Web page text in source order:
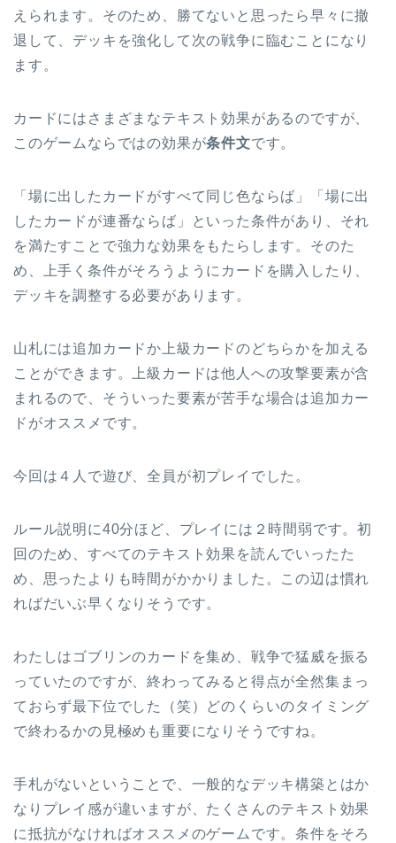
えられます。そのため、勝てないと思ったら早々に撤
退して、デッキを強化して次の戦争に臨むことになり
ます。
カードにはさまざまなテキスト効果があるのですが、
このゲームならではの効果が条件文です。
「場に出したカードがすべて同じ色ならば」「場に出
したカードが連番ならば」といった条件があり、それ
を満たすことで強力な効果をもたらします。そのた
め、上手く条件がそろうようにカードを購入したり、
デッキを調整する必要があります。
山札には追加カードか上級カードのどちらかを加える
ことができます。上級カードは他人への攻撃要素が含
まれるので、そういった要素が苦手な場合は追加カー
ドがオススメです。
今回は４人で遊び、全員が初プレイでした。
ルール説明に40分ほど、プレイには２時間弱です。初
回のため、すべてのテキスト効果を読んでいったた
め、思ったよりも時間がかかりました。この辺は慣れ
ればだいぶ早くなりそうです。
わたしはゴブリンのカードを集め、戦争で猛威を振る
っていたのですが、終わってみると得点が全然集まっ
ておらず最下位でした（笑）どのくらいのタイミング
で終わるかの見極めも重要になりそうですね。
手札がないということで、一般的なデッキ構築とはか
なりプレイ感が違いますが、たくさんのテキスト効果
に抵抗がなければオススメのゲームです。条件をそろ